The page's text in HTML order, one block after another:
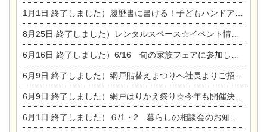
1月1日 終了しました）履歴書に書ける！子どもハンドアロマ講座☆
8月25日 終了しました）レンタルスペース☆イベント情報☆チャイルドアロマセラピスト
6月16日 終了しました）6/16 旬の家族フェアに参加します☆
6月9日 終了しました）網戸貼替えまつりへ社長よりご招待です♪
6月9日 終了しました）網戸はりかえ祭り☆今年も開催決定！
6月1日 終了しました）６/1・2 暮らしの相談会のお知らせ